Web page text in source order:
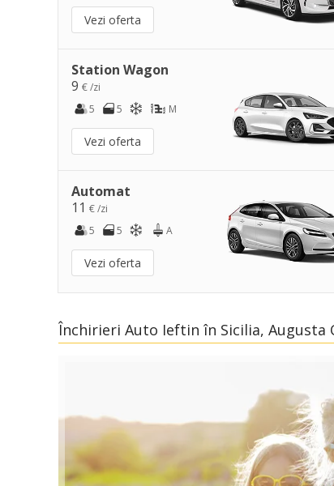
Vezi oferta
Station Wagon
9 € /zi
5
5 M
Vezi oferta
Automat
11 € /zi
5
5 A
Vezi oferta
Închirieri Auto Ieftin în Sicilia, Augusta